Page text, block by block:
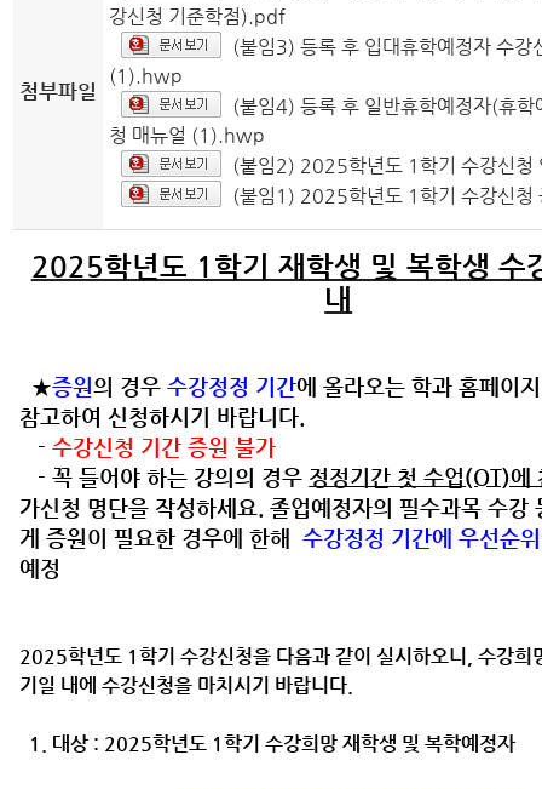
첨부파일
강신청 기준학점).pdf
(붙임3) 등록 후 입대휴학예정자 수강
(1).hwp
(붙임4) 등록 후 일반휴학예정자(휴학
청 매뉴얼 (1).hwp
(붙임2) 2025학년도 1학기 수강신
(붙임1) 2025학년도 1학기 수강신
2025학년도 1학기 재학생 및 복학생 수
내
★증원의 경우수강정정 기간에 올라오는 학과 홈페이
참고하여 신청하시기 바랍니다.
-수강신청 기간 증원 불가
- 꼭 들어야 하는 강의의 경우 정정기간 첫 수업(OT)에
가신청 명단을 작성하세요. 졸업예정자의 필수과목 수강
게 증원이 필요한 경우에 한해
수강정정 기간에 우선순
예정
2025학년도 1학기 수강신청을 다음과 같이 실시하오니, 수강희
기일 내에 수강신청을 마치시기 바랍니다.
1. 대상 : 2025학년도 1학기 수강희망 재학생 및 복학예정자